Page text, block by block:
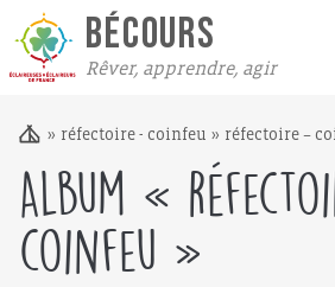
BÉCOURS
Rêver, apprendre, agir
» réfectoire - coinfeu » réfectoire –
Album «
coinfeu »